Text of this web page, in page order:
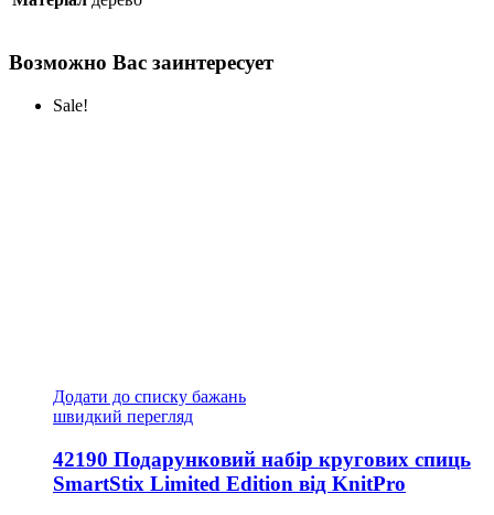
Возможно Вас заинтересует
Sale!
Додати до списку бажань
швидкий перегляд
42190 Подарунковий набір кругових спиць
SmartStix Limited Edition від KnitPro